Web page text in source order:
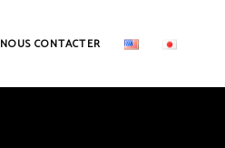
NOUS CONTACTER